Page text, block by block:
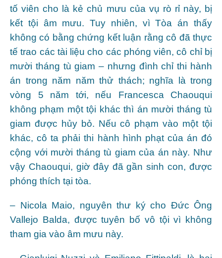
tố viên cho là kẻ chủ mưu của vụ rò rỉ này, bị
kết tội âm mưu. Tuy nhiên, vì Tòa án thấy
không có bằng chứng kết luận rằng cô đã thực
tế trao các tài liệu cho các phóng viên, cô chỉ bị
mười tháng tù giam – nhưng đình chỉ thi hành
án trong năm năm thử thách; nghĩa là trong
vòng 5 năm tới, nếu Francesca Chaouqui
không phạm một tội khác thì án mười tháng tù
giam được hủy bỏ. Nếu cô phạm vào một tội
khác, cô ta phải thi hành hình phạt của án đó
cộng với mười tháng tù giam của án này. Như
vậy Chaouqui, giờ đây đã gần sinh con, được
phóng thích tại tòa.
– Nicola Maio, nguyên thư ký cho Đức Ông
Vallejo Balda, được tuyên bố vô tội vì không
tham gia vào âm mưu này.